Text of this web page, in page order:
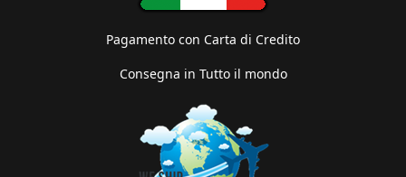
Pagamento con Carta di Credito
Consegna in Tutto il mondo